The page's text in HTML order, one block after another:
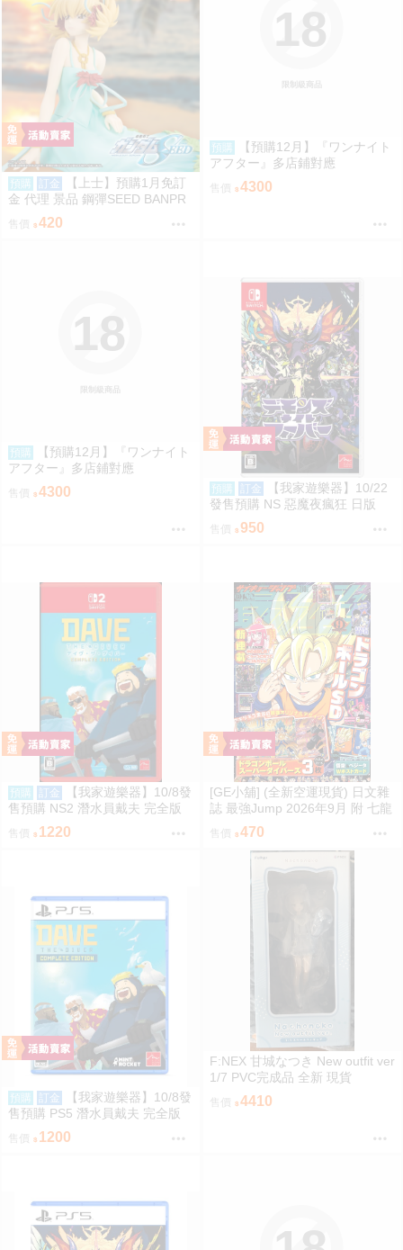
預購 訂金
【上士】預購1月免訂
金 代理 景品 鋼彈SEED BANPR
ESTO EVOLVE 卡佳里·由拉·阿
斯哈 曉之車
售價 420
限制級商品
18
預購
【預購12月】『ワンナイト
アフター』多店鋪對應
售價 4300
限制級商品
18
預購
【預購12月】『ワンナイト
アフター』多店鋪對應
4300 預購 訂金
【我家遊樂器】10/22
發售預購 NS 惡魔夜瘋狂 日版
950
預購 訂金
【我家遊樂器】10/8發
售預購 NS2 潛水員戴夫 完全版
售價 1220
[GE小舖] (全新空運現貨) 日文雜
誌 最強Jump 2026年9月 附 七龍
珠 卡片 明信片 七龍珠SD 遊戲王
售價 470
預購 訂金
【我家遊樂器】10/8發
售預購 PS5 潛水員戴夫 完全版
1200
F:NEX 甘城なつき New outfit ver
1/7 PVC完成品 全新 現貨
4410